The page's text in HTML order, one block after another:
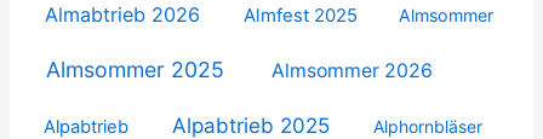
Almabtrieb 2026 Almfest 2025 Almsommer
Almsommer 2025 Almsommer 2026
Alpabtrieb Alpabtrieb 2025 Alphornbläser